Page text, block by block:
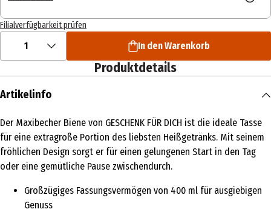
Filialverfügbarkeit prüfen
1 In den Warenkorb
Produktdetails
Artikelinfo
Der Maxibecher Biene von GESCHENK FÜR DICH ist die ideale Tasse
für eine extragroße Portion des liebsten Heißgetränks. Mit seinem
fröhlichen Design sorgt er für einen gelungenen Start in den Tag
oder eine gemütliche Pause zwischendurch.
Großzügiges Fassungsvermögen von 400 ml für ausgiebigen
Genuss